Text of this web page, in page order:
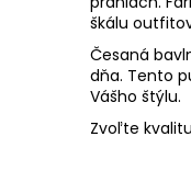
škálu
Česaná
dňa. Tento
Vášho štýlu.
Zvoľte